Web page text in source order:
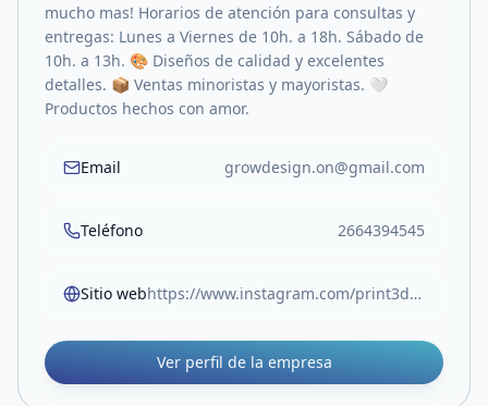
mucho mas! Horarios de atención para consultas y
entregas: Lunes a Viernes de 10h. a 18h. Sábado de
10h. a 13h. 🎨 Diseños de calidad y excelentes
detalles. 📦 Ventas minoristas y mayoristas. 🤍
Productos hechos con amor.
Email growdesign.on@gmail.com
Teléfono 2664394545
Sitio web https://www.instagram.com/print3d.grow
Ver perfil de la empresa